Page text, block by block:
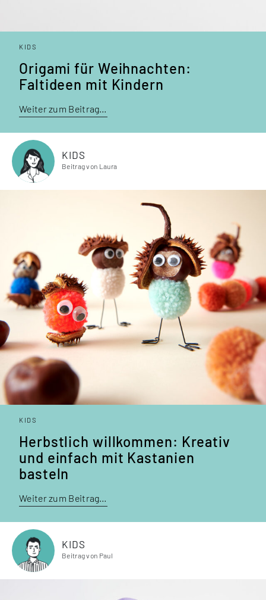
KIDS
Origami für Weihnachten:
Faltideen mit Kindern
Weiter zum Beitrag…
KIDS
Beitrag von Laura
KIDS
Herbstlich willkommen: Kreativ
und einfach mit Kastanien
basteln
Weiter zum Beitrag…
KIDS
Beitrag von Paul